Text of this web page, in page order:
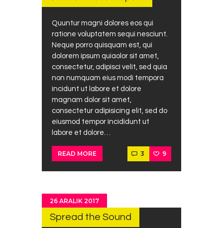
Quuntur magni dolores eos qui
ratione voluptatem sequi nesciunt.
Neque porro quisquam est, qui
dolorem ipsum quiaolor sit amet,
consectetur, adipisci velit, sed quia
non numquam eius modi tempora
incidunt ut labore et dolore
magnam dolor sit amet,
consectetur adipisicing elit, sed do
eiusmod tempor incididunt ut
labore et dolore…
READ MORE 3 9
26 ARALIK 2017
Spread the Sound